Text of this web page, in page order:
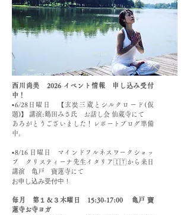
西川尚美 ​2026 イベント情報 申し込み受付
中！
▪️6/28日曜日 【玄奘三蔵とシルクロード(仮
題)】 講演:鶴田みさ氏 お話し会 仙蔵寺にて
あろがとうございました！レポートブログ準備
中。
▪️8/16 日曜日 マインドフルネスワークショッ
プ クリスティーナ先生イタリア🇮🇹から来日
講演 亀戸 寶蓮寺にて
​お申し込み受付中！
​毎月 第１＆３木曜日 15:30-17:00 亀戸 寶
蓮寺お寺ヨガ